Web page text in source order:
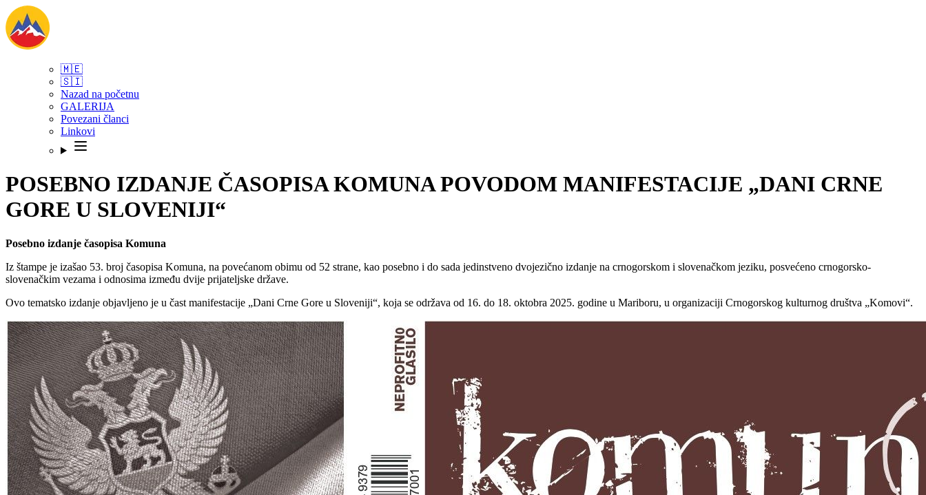
🇲🇪
🇸🇮
Nazad na početnu
GALERIJA
Povezani članci
Linkovi
POSEBNO IZDANJE ČASOPISA KOMUNA POVODOM MANIFESTACIJE „DANI CRNE
GORE U SLOVENIJI“
Posebno izdanje časopisa Komuna
Iz štampe je izašao 53. broj časopisa Komuna, na povećanom obimu od 52 strane, kao posebno i do sada jedinstveno dvojezično izdanje na crnogorskom i slovenačkom jeziku, posvećeno crnogorsko-
slovenačkim vezama i odnosima između dvije prijateljske države.
Ovo tematsko izdanje objavljeno je u čast manifestacije „Dani Crne Gore u Sloveniji“, koja se održava od 16. do 18. oktobra 2025. godine u Mariboru, u organizaciji Crnogorskog kulturnog društva „Komovi“.